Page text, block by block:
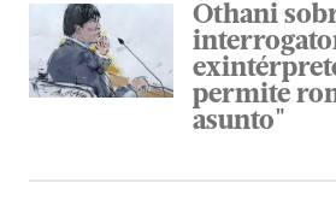
Othani
permite
asunto"